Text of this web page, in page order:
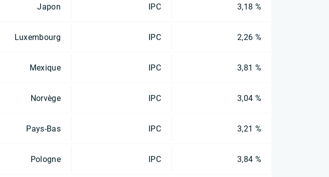
Japon IPC 3,18 %
Luxembourg IPC 2,26 %
Mexique IPC 3,81 %
Norvège IPC 3,04 %
Pays-Bas IPC 3,21 %
Pologne IPC 3,84 %